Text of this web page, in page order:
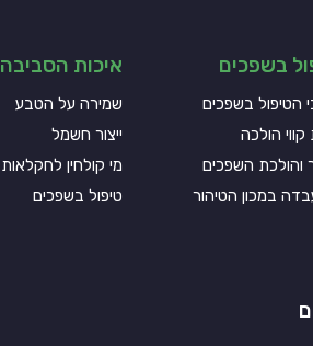
בשפכים
הטיפול בשפכים
הולכה
והולכת השפכים
במכון הטיהור
איכות הסביבה
שמירה על הטבע
ייצור חשמל
מי קולחין לחקלאות
טיפול בשפכים